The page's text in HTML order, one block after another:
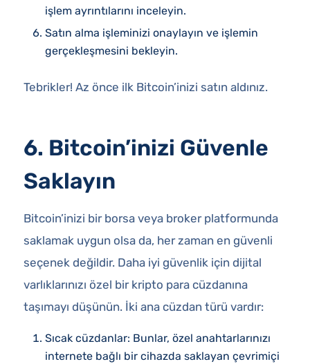
işlem ayrıntılarını inceleyin.
Satın alma işleminizi onaylayın ve işlemin
gerçekleşmesini bekleyin.
Tebrikler! Az önce ilk Bitcoin’inizi satın aldınız.
6. Bitcoin’inizi Güvenle
Saklayın
Bitcoin’inizi bir borsa veya broker platformunda
saklamak uygun olsa da, her zaman en güvenli
seçenek değildir. Daha iyi güvenlik için dijital
varlıklarınızı özel bir kripto para cüzdanına
taşımayı düşünün. İki ana cüzdan türü vardır:
Sıcak cüzdanlar: Bunlar, özel anahtarlarınızı
internete bağlı bir cihazda saklayan çevrimiçi